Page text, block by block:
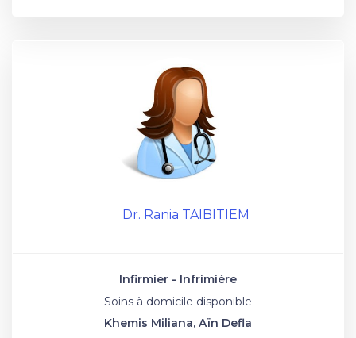
Dr. Rania TAIBITIEM
Infirmier - Infrimiére
Soins à domicile disponible
Khemis Miliana, Aïn Defla